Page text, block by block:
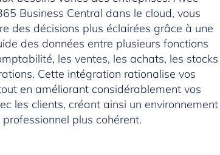
Business Central dans le cloud, vous
des décisions plus éclairées grâce à une
des données entre plusieurs fonctions
les ventes, les achats, les stocks
Cette intégration rationalise vos
en améliorant considérablement vos
les clients, créant ainsi un environnement
professionnel plus cohérent.